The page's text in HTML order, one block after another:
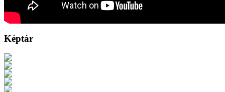
Képtár